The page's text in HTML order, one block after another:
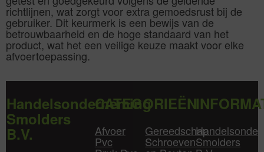
richtlijnen, wat zorgt voor extra gemoedsrust bij de
gebruiker. Dit keurmerk is een bewijs van de
betrouwbaarheid en de hoge standaard van het
product, wat het een veilige keuze maakt voor elke
afvoertoepassing.
Handelsonderneming
Smolders
B.V.
CATEGORIEËN
Afvoer
Pvc
Gereedschap
SchroevenSmolders